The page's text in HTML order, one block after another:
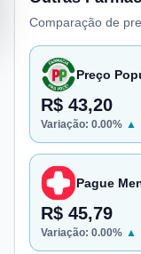
Comparação de
Preço
R$ 43,20
Variação: 0.00% ▲
Pague
R$ 45,79
Variação: 0.00% ▲